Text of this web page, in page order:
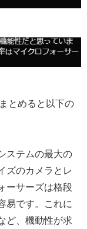
とめると以下の
ステムの最大の
ズのカメラとレ
ーサーズは格段
易です。これに
ど、機動性が求